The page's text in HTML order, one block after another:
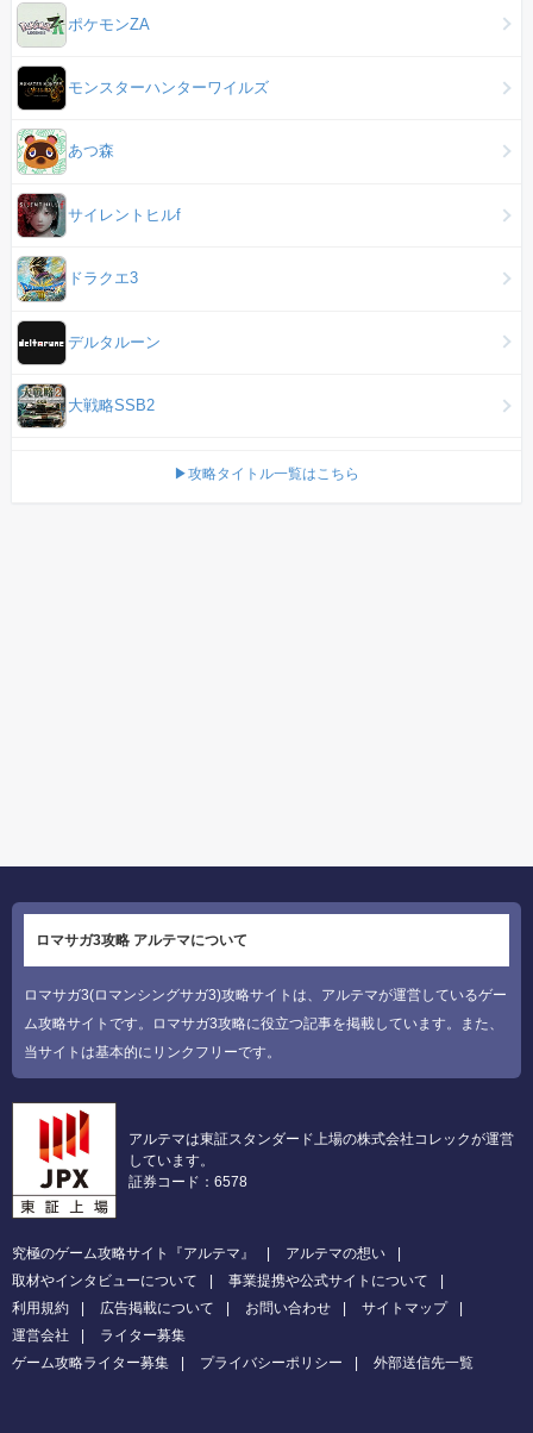
ポケモンZA
モンスターハンターワイルズ
あつ森
サイレントヒルf
ドラクエ3
デルタルーン
大戦略SSB2
▶攻略タイトル一覧はこちら
ロマサガ3攻略 アルテマについて
ロマサガ3(ロマンシングサガ3)攻略サイトは、アルテマが運営しているゲー
ム攻略サイトです。ロマサガ3攻略に役立つ記事を掲載しています。また、
当サイトは基本的にリンクフリーです。
アルテマは東証スタンダード上場の株式会社コレックが運営
しています。
証券コード：6578
究極のゲーム攻略サイト『アルテマ』
アルテマの想い
取材やインタビューについて
事業提携や公式サイトについて
利用規約
広告掲載について お問い合わせ
サイトマップ
運営会社
ライター募集
ゲーム攻略ライター募集
プライバシーポリシー 外部送信先一覧